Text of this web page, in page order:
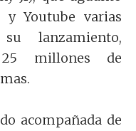
Youtube varias
lanzamiento,
millones de
acompañada de